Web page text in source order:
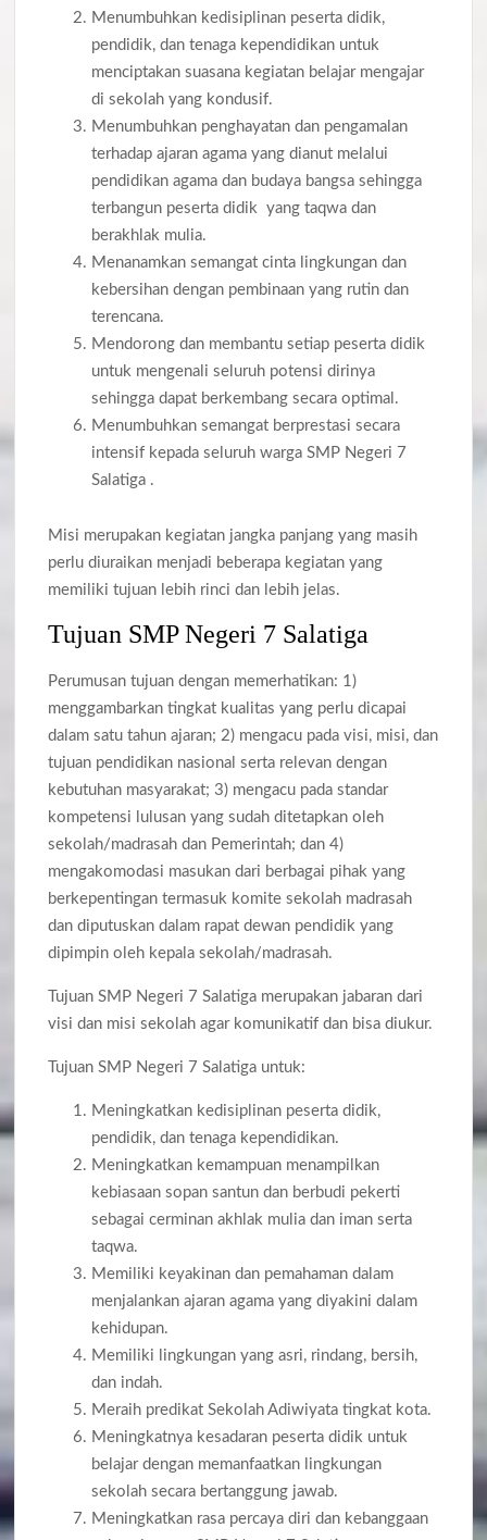
Menumbuhkan kedisiplinan peserta didik,
pendidik, dan tenaga kependidikan untuk
menciptakan suasana kegiatan belajar mengajar
di sekolah yang kondusif.
Menumbuhkan penghayatan dan pengamalan
terhadap ajaran agama yang dianut melalui
pendidikan agama dan budaya bangsa sehingga
terbangun peserta didik yang taqwa dan
berakhlak mulia.
Menanamkan semangat cinta lingkungan dan
kebersihan dengan pembinaan yang rutin dan
terencana.
Mendorong dan membantu setiap peserta didik
untuk mengenali seluruh potensi dirinya
sehingga dapat berkembang secara optimal.
Menumbuhkan semangat berprestasi secara
intensif kepada seluruh warga SMP Negeri 7
Salatiga .
Misi merupakan kegiatan jangka panjang yang masih
perlu diuraikan menjadi beberapa kegiatan yang
memiliki tujuan lebih rinci dan lebih jelas.
Tujuan SMP Negeri 7 Salatiga
Perumusan tujuan dengan memerhatikan: 1)
menggambarkan tingkat kualitas yang perlu dicapai
dalam satu tahun ajaran; 2) mengacu pada visi, misi, dan
tujuan pendidikan nasional serta relevan dengan
kebutuhan masyarakat; 3) mengacu pada standar
kompetensi lulusan yang sudah ditetapkan oleh
sekolah/madrasah dan Pemerintah; dan 4)
mengakomodasi masukan dari berbagai pihak yang
berkepentingan termasuk komite sekolah madrasah
dan diputuskan dalam rapat dewan pendidik yang
dipimpin oleh kepala sekolah/madrasah.
Tujuan SMP Negeri 7 Salatiga merupakan jabaran dari
visi dan misi sekolah agar komunikatif dan bisa diukur.
Tujuan SMP Negeri 7 Salatiga untuk:
Meningkatkan kedisiplinan peserta didik,
pendidik, dan tenaga kependidikan.
Meningkatkan kemampuan menampilkan
kebiasaan sopan santun dan berbudi pekerti
sebagai cerminan akhlak mulia dan iman serta
taqwa.
Memiliki keyakinan dan pemahaman dalam
menjalankan ajaran agama yang diyakini dalam
kehidupan.
Memiliki lingkungan yang asri, rindang, bersih,
dan indah.
Meraih predikat Sekolah Adiwiyata tingkat kota.
Meningkatnya kesadaran peserta didik untuk
belajar dengan memanfaatkan lingkungan
sekolah secara bertanggung jawab.
Meningkatkan rasa percaya diri dan kebanggaan